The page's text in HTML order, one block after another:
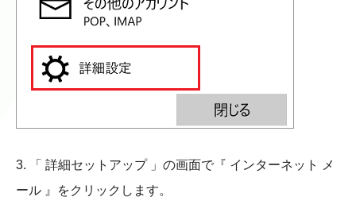
3. 「 詳細セットアップ 」の画面で『 インターネット メ
ール 』をクリックします。